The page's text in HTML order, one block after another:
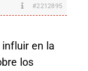
#2212895
en la
los